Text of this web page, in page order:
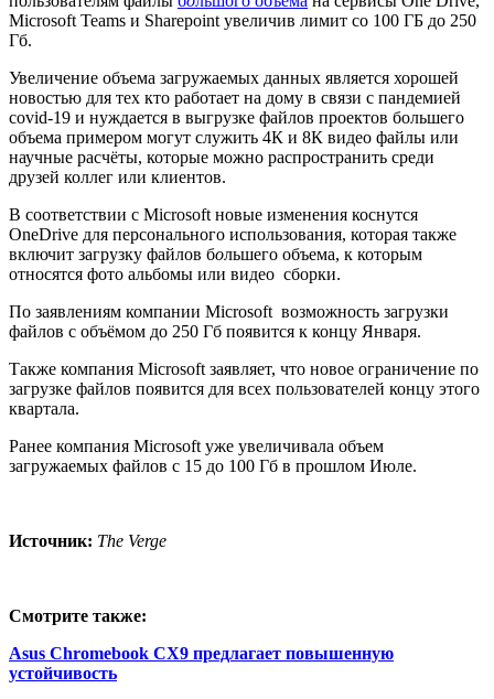
Microsoft Teams и Sharepoint увеличив лимит со 100 ГБ до 250
Гб.
Увеличение объема загружаемых данных является хорошей
новостью для тех кто работает на дому в связи с пандемией
covid-19 и нуждается в выгрузке файлов проектов большего
объема примером могут служить 4К и 8К видео файлы или
научные расчёты, которые можно распространить среди
друзей коллег или клиентов.
В соответствии с Microsoft новые изменения коснутся
OneDrive для персонального использования, которая также
включит загрузку файлов большего объема, к которым
относятся фото альбомы или видео сборки.
По заявлениям компании Microsoft возможность загрузки
файлов с объёмом до 250 Гб появится к концу Января.
Также компания Microsoft заявляет, что новое ограничение по
загрузке файлов появится для всех пользователей концу этого
квартала.
Ранее компания Microsoft уже увеличивала объем
загружаемых файлов с 15 до 100 Гб в прошлом Июле.
Источник: The Verge
Смотрите также:
Asus Chromebook CX9 предлагает повышенную
устойчивость